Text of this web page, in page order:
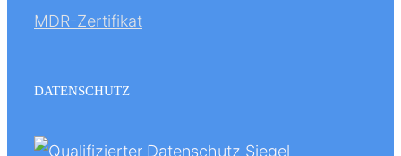
MDR-Zertifikat
DATENSCHUTZ